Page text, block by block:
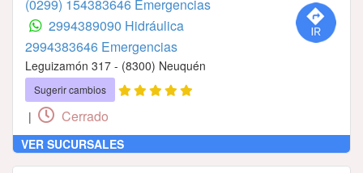
(0299) 154383646 Emergencias
2994389090 Hidráulica
2994383646 Emergencias
Leguizamón 317 - (8300) Neuquén
Sugerir cambios
| Cerrado
VER SUCURSALES